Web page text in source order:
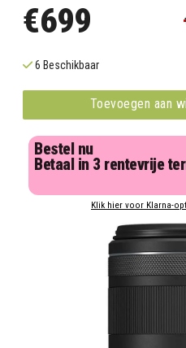
€699
6 Beschikbaar
Toevoegen aan
Bestel nu
Betaal in 3 rentevrije
Klik hier voor Klarna-